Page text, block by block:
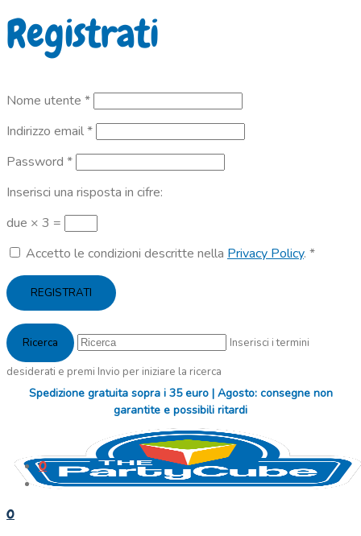
Registrati
Nome utente *Richiesto
Indirizzo email*Richiesto
Password *Richiesto
Inserisci una risposta in cifre:
due × 3 =
Accetto le condizioni descritte nella Privacy Policy. *
REGISTRATI
Inserisci i termini
desiderati e premi Invio per iniziare la ricerca
Spedizione gratuita sopra i 35 euro | Agosto: consegne non
garantite e possibili ritardi
0
0